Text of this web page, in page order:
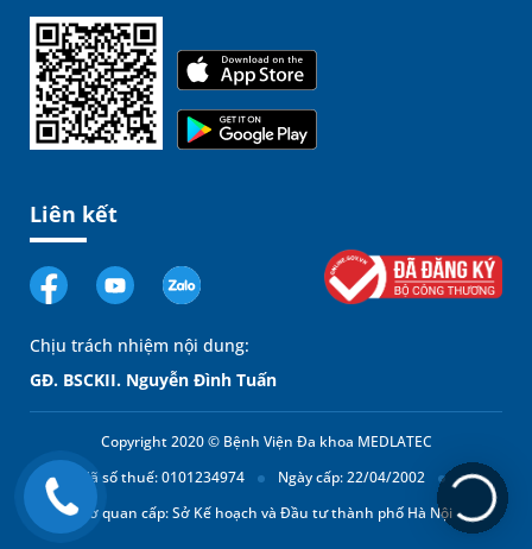
Liên kết
Chịu trách nhiệm nội dung:
GĐ. BSCKII. Nguyễn Đình Tuấn
Copyright 2020 © Bệnh Viện Đa khoa MEDLATEC
Mã số thuế: 0101234974
Ngày cấp: 22/04/2002
Cơ quan cấp: Sở Kế hoạch và Đầu tư thành phố Hà Nội